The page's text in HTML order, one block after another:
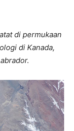
di permukaan
di Kanada,